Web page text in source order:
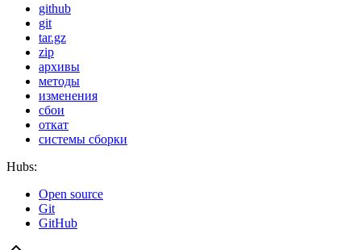
github
git
tar.gz
zip
архивы
методы
изменения
сбои
откат
системы сборки
Hubs:
Open source
Git
GitHub